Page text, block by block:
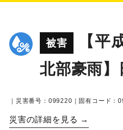
被害
【平
北部豪雨】
｜災害番号：099220｜固有コード：
災害の詳細を見る →